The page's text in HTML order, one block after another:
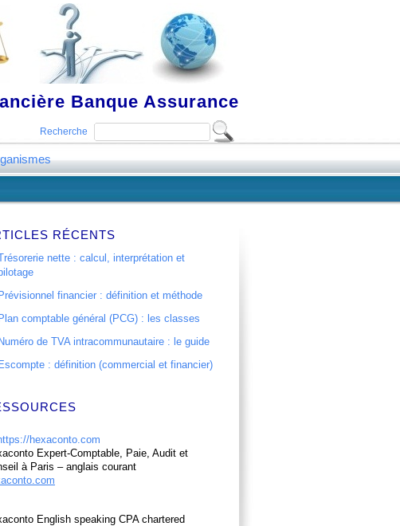
Banque Assurance
Recherche
RÉCENTS
nette : calcul, interprétation et
Prévisionnel financier : définition et méthode
Plan comptable général (PCG) : les classes
Numéro de TVA intracommunautaire : le guide
Escompte : définition (commercial et financier)
Expert-Comptable, Paie, Audit et
à Paris – anglais courant
English speaking CPA chartered